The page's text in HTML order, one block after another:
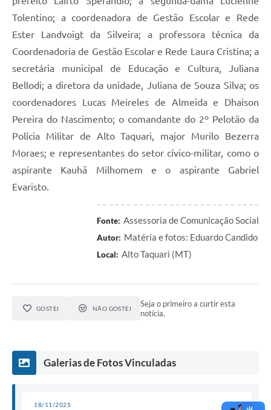
Tolentino; a coordenadora de Gestão Escolar e Rede
Ester Landvoigt da Silveira; a professora técnica da
Coordenadoria de Gestão Escolar e Rede Laura Cristina; a
secretária municipal de Educação e Cultura, Juliana
Bellodi; a diretora da unidade, Juliana de Souza Silva; os
coordenadores Lucas Meireles de Almeida e Dhaison
Pereira do Nascimento; o comandante do 2º Pelotão da
Polícia Militar de Alto Taquari, major Murilo Bezerra
Moraes; e representantes do setor cívico-militar, como o
aspirante Kauhã Milhomem e o aspirante Gabriel
Evaristo.
Fonte: Assessoria de Comunicação Social
Autor: Matéria e fotos: Eduardo Candido
Local: Alto Taquari (MT)
GOSTEI NÃO GOSTEI
Seja o primeiro a curtir esta
notícia.
Galerias de Fotos Vinculadas
18/11/2025